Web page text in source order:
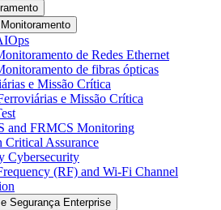
Monitoramento
de Redes Ethernet
de fibras ópticas
e Missão Crítica
e Missão Crítica
and FRMCS Monitoring
Critical Assurance
Cybersecurity
(RF) and Wi-Fi Channel
Segurança Enterprise